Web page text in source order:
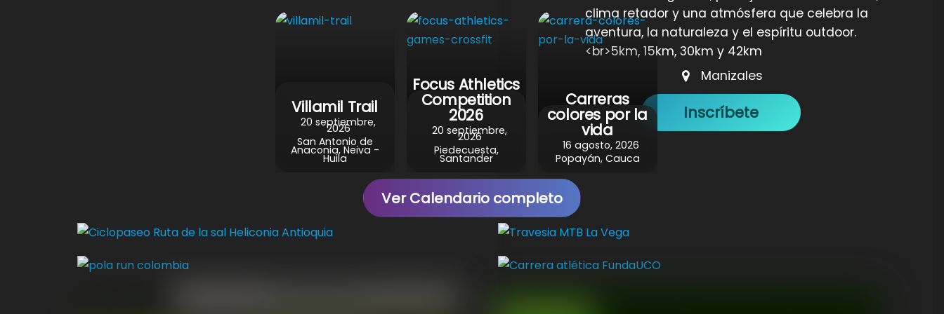
clima retador y una atmósfera que celebra la
aventura, la naturaleza y el espíritu outdoor.
<br>5km, 15km, 30km y 42km
Manizales
Inscríbete
A
p
p
o
o
k
r
e
s
t
r
m
Villamil Trail
20 septiembre,
2026
San Antonio de
Anaconia, Neiva -
Huila
Focus Athletics
Competition
2026
20 septiembre,
2026
Piedecuesta,
Santander
Carreras
colores por la
vida
16 agosto, 2026
Popayán, Cauca
Ver Calendario completo